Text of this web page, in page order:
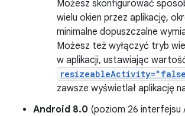
Możesz skonfigurować
wielu okien przez aplikację,
minimalne dopuszczalne
Możesz też wyłączyć tryb
w aplikacji, ustawiając
zawsze wyświetlał aplikację
Android 8.0 (poziom 26 interfejsu